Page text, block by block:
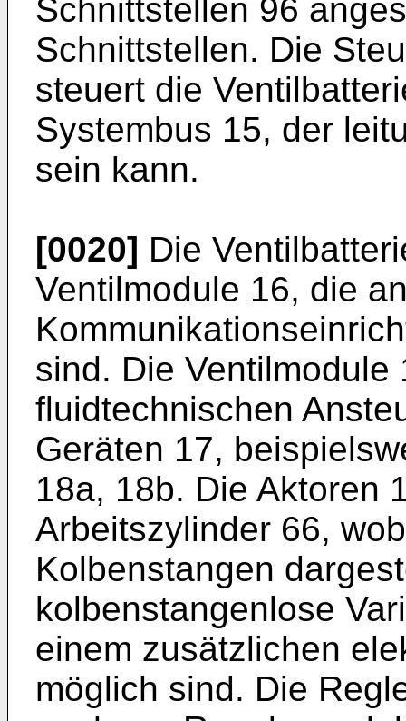
Schnittstellen 96
Schnittstellen. Die
steuert die
Systembus 15, der
sein kann.
[0020] Die
Ventilmodule 16, die
sind. Die Ventilmodule
fluidtechnischen
Geräten 17,
18a, 18b. Die Aktoren
Arbeitszylinder 66,
Kolbenstangen
kolbenstangenlose
einem zusätzlichen
möglich sind. Die